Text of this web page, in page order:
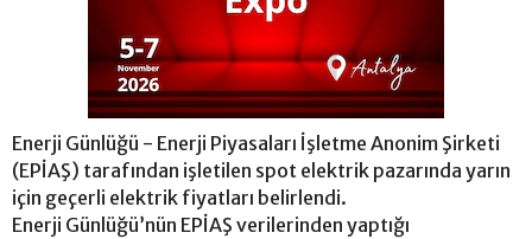
Enerji Günlüğü - Enerji Piyasaları İşletme Anonim Şirketi
(EPİAŞ) tarafından işletilen spot elektrik pazarında yarın
için geçerli elektrik fiyatları belirlendi.
Enerji Günlüğü’nün EPİAŞ verilerinden yaptığı